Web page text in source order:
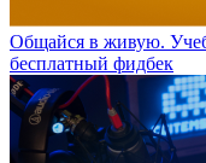
Общайся в живую.
бесплатный фидбек